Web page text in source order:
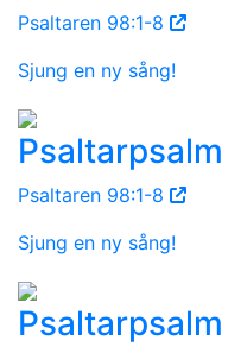
Psaltaren 98:1-8
Sjung en ny sång!
Psaltarpsalm
Psaltaren 98:1-8
Sjung en ny sång!
Psaltarpsalm